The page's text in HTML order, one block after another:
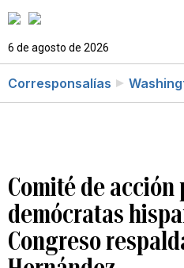
6 de agosto de 2026
Corresponsalías
Comité de
demócratas
Congreso